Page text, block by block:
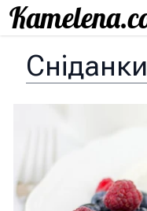
Сніданки